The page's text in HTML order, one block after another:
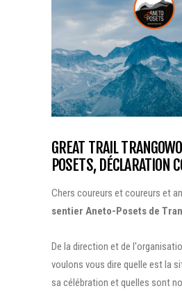
GREAT TRAIL
POSETS, DÉCLARATION
Chers coureurs et coureurs et
sentier Aneto-Posets de
De la direction et de
voulons vous dire quelle est la
sa célébration et quelles sont